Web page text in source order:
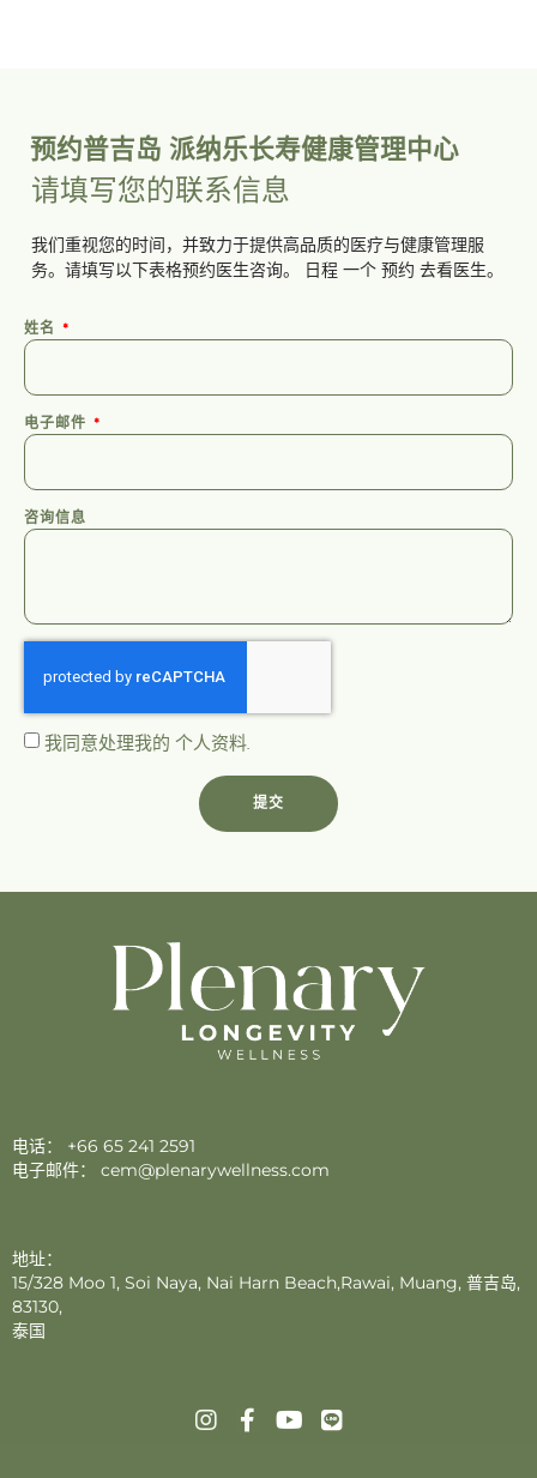
预约普吉岛 派纳乐长寿健康管理中心
请填写您的联系信息
我们重视您的时间，并致力于提供高品质的医疗与健康管理服
务。请填写以下表格预约医生咨询。
日程 一个 预约 去看医生。
姓名
电子邮件
咨询信息
我同意处理我的 个人资料.
提交
电话： +66 65 241 2591
电子邮件： cem@plenarywellness.com
地址：
15/328 Moo 1, Soi Naya, Nai Harn Beach,Rawai, Muang, 普吉岛,
83130,
泰国